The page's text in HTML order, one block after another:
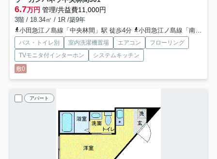
6.7万円 管理/共益費11,000円
3階 / 18.34㎡ / 1R /築9年
小田急江ノ島線「中央林間」駅 徒歩4分
小田急江ノ島線「南林間」駅 徒歩18分
バス・トイレ別 室内洗濯機置場 エアコン
フローリング
TVモニタ付インターホン
システムキッチン
敷0
アパート